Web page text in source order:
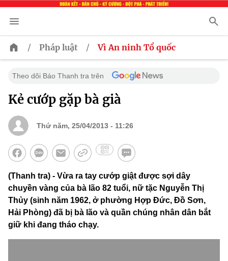
/ Pháp luật / Vì An ninh Tổ quốc
Theo dõi Báo Thanh tra trên
Kẻ cướp gặp bà già
Thứ năm, 25/04/2013 - 11:26
(Thanh tra) - Vừa ra tay cướp giật được sợi dây
chuyền vàng của bà lão 82 tuổi, nữ tặc Nguyễn Thị
Thủy (sinh năm 1962, ở phường Hợp Đức, Đồ Sơn,
Hải Phòng) đã bị bà lão và quần chúng nhân dân bắt
giữ khi đang tháo chạy.